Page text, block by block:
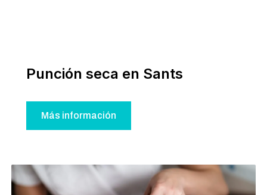
Punción seca en Sants
Más información